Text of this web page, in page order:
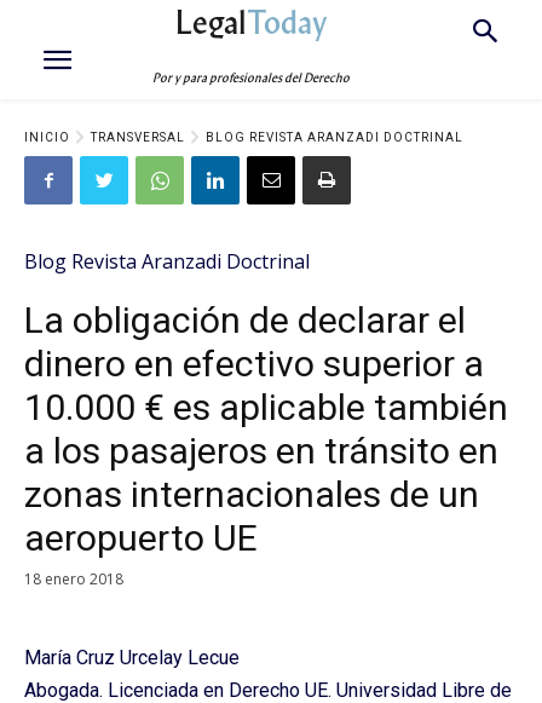
LegalToday
Por y para profesionales del Derecho
INICIO TRANSVERSAL BLOG REVISTA ARANZADI DOCTRINAL
Blog Revista Aranzadi Doctrinal
La obligación de declarar el
dinero en efectivo superior a
10.000 € es aplicable también
a los pasajeros en tránsito en
zonas internacionales de un
aeropuerto UE
18 enero 2018
María Cruz Urcelay Lecue
Abogada. Licenciada en Derecho UE. Universidad Libre de